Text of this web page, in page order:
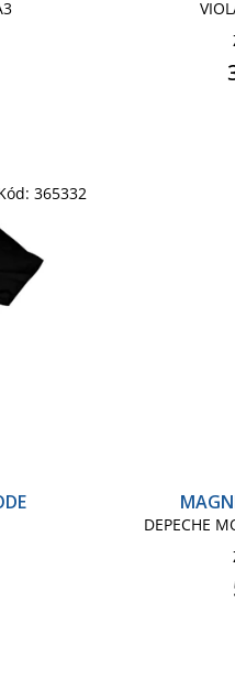
365332
DEPECHE